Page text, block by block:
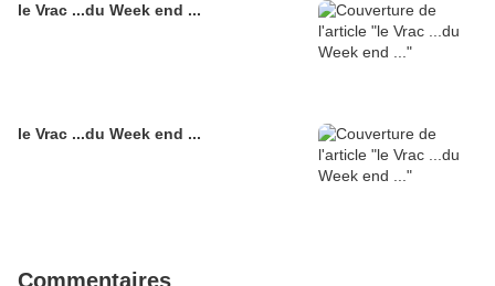
le Vrac ...du Week end ...
le Vrac ...du Week end ...
Commentaires